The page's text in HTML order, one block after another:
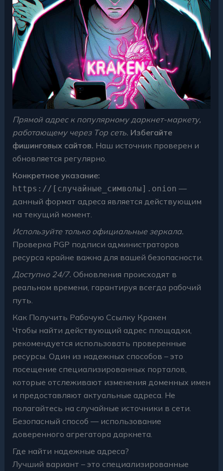
Прямой адрес к популярному даркнет-маркету,
работающему через Tор сеть. Избегайте
фишинговых сайтов. Наш источник проверен и
обновляется регулярно.
Конкретное указание:
https://[случайные_символы].onion —
данный формат адреса является действующим
на текущий момент.
Используйте только официальные зеркала.
Проверка PGP подписи администраторов
ресурса крайне важна для вашей безопасности.
Доступно 24/7. Обновления происходят в
реальном времени, гарантируя всегда рабочий
путь.
Как Получить Рабочую Ссылку Кракен
Чтобы найти действующий адрес площадки,
рекомендуется использовать проверенные
ресурсы. Один из надежных способов – это
посещение специализированных порталов,
которые отслеживают изменения доменных имен
и предоставляют актуальные адреса. Не
полагайтесь на случайные источники в сети.
Безопасный способ — использование
доверенного агрегатора даркнета.
Где найти надежные адреса?
Лучший вариант – это специализированные